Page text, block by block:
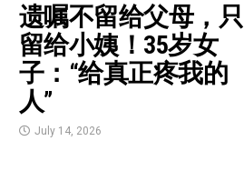
遗嘱不留给父母，只
留给小姨！35岁女
子：“给真正疼我的
人”
July 14, 2026